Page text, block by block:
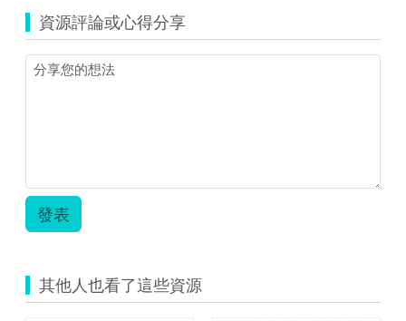
語
交
通
資源評論或心得分享
發表
其他人也看了這些資源